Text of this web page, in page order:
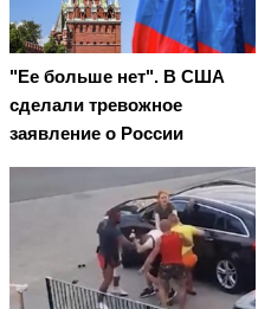
"Ее больше нет". В США
сделали тревожное
заявление о России